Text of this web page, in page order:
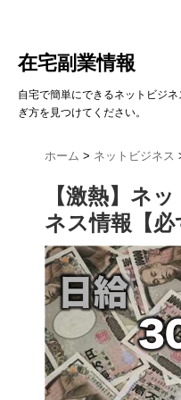
在宅副業情報
自宅で簡単にできるネットビジ
ぎ方を見つけてください。
ホーム > ネットビジネス
【激熱】ネ
ネス情報【必